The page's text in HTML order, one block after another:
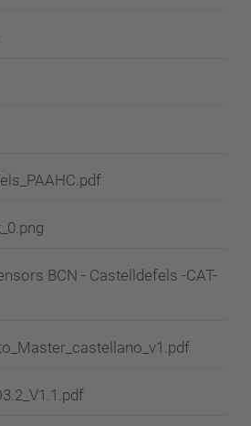
BCN - Castelldefels -CAT-